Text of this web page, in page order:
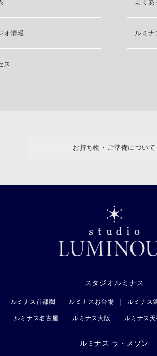
オ情報
ス
よくあ
ルミ
お持ち物・ご準備について
スタジオルミナス
ルミナス首都圏 ルミナスお台場 ルミナス
ルミナス名古屋 ルミナス大阪 ルミナス天
ルミナス ラ・メゾン